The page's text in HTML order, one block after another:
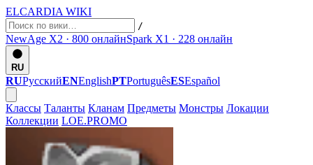
ELCARDIA WIKI
/
NewAge X2 · 800 онлайнSpark X1 · 228 онлайн
RU
RUРусскийENEnglishPTPortuguêsESEspañol
Классы Таланты Кланам Предметы Монстры Локации
Коллекции LOE.PROMO